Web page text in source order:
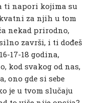
ti napori kojima su
za njih u tom
nekad prirodno,
završi, i ti dođeš
17-18 godina,
kod svakog od nas,
ono gde si sebe
je u tvom slučaju